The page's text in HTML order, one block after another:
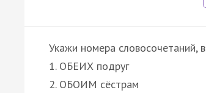
Укажи номера словосочетаний,
1. ОБЕИХ подруг
2. ОБОИМ сёстрам